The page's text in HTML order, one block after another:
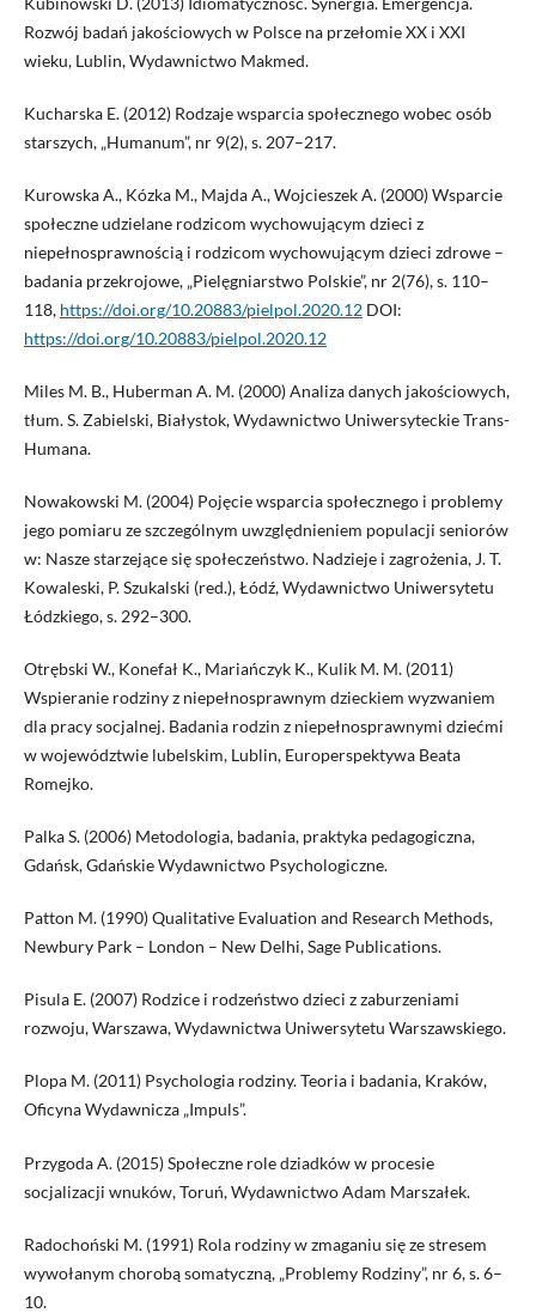
Rozwój badań jakościowych w Polsce na przełomie XX i XXI
wieku, Lublin, Wydawnictwo Makmed.
Kucharska E. (2012) Rodzaje wsparcia społecznego wobec osób
starszych, „Humanum”, nr 9(2), s. 207–217.
Kurowska A., Kózka M., Majda A., Wojcieszek A. (2000) Wsparcie
społeczne udzielane rodzicom wychowującym dzieci z
niepełnosprawnością i rodzicom wychowującym dzieci zdrowe –
badania przekrojowe, „Pielęgniarstwo Polskie”, nr 2(76), s. 110–
118, https://doi.org/10.20883/pielpol.2020.12DOI:
https://doi.org/10.20883/pielpol.2020.12
Miles M. B., Huberman A. M. (2000) Analiza danych jakościowych,
tłum. S. Zabielski, Białystok, Wydawnictwo Uniwersyteckie Trans-
Humana.
Nowakowski M. (2004) Pojęcie wsparcia społecznego i problemy
jego pomiaru ze szczególnym uwzględnieniem populacji seniorów
w: Nasze starzejące się społeczeństwo. Nadzieje i zagrożenia, J. T.
Kowaleski, P. Szukalski (red.), Łódź, Wydawnictwo Uniwersytetu
Łódzkiego, s. 292–300.
Otrębski W., Konefał K., Mariańczyk K., Kulik M. M. (2011)
Wspieranie rodziny z niepełnosprawnym dzieckiem wyzwaniem
dla pracy socjalnej. Badania rodzin z niepełnosprawnymi dziećmi
w województwie lubelskim, Lublin, Europerspektywa Beata
Romejko.
Palka S. (2006) Metodologia, badania, praktyka pedagogiczna,
Gdańsk, Gdańskie Wydawnictwo Psychologiczne.
Patton M. (1990) Qualitative Evaluation and Research Methods,
Newbury Park – London – New Delhi, Sage Publications.
Pisula E. (2007) Rodzice i rodzeństwo dzieci z zaburzeniami
rozwoju, Warszawa, Wydawnictwa Uniwersytetu Warszawskiego.
Plopa M. (2011) Psychologia rodziny. Teoria i badania, Kraków,
Oficyna Wydawnicza „Impuls”.
Przygoda A. (2015) Społeczne role dziadków w procesie
socjalizacji wnuków, Toruń, Wydawnictwo Adam Marszałek.
Radochoński M. (1991) Rola rodziny w zmaganiu się ze stresem
wywołanym chorobą somatyczną, „Problemy Rodziny”, nr 6, s. 6–
10.